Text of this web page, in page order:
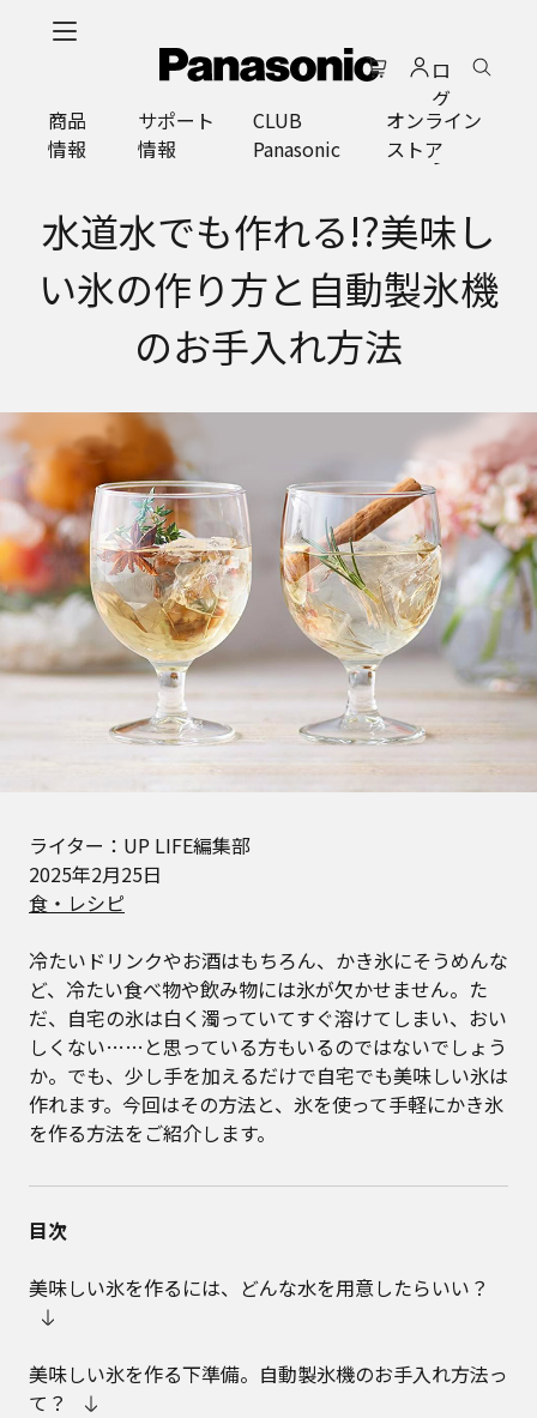
ロ
グ
イ
ン
商品
情報
サポート
情報
CLUB
Panasonic
オンライン
ストア
水道水でも作れる!?美味し
い氷の作り方と自動製氷機
のお手入れ方法
ライター：UP LIFE編集部
2025年2月25日
食・レシピ
冷たいドリンクやお酒はもちろん、かき氷にそうめんな
ど、冷たい食べ物や飲み物には氷が欠かせません。た
だ、自宅の氷は白く濁っていてすぐ溶けてしまい、おい
しくない……と思っている方もいるのではないでしょう
か。でも、少し手を加えるだけで自宅でも美味しい氷は
作れます。今回はその方法と、氷を使って手軽にかき氷
を作る方法をご紹介します。
目次
美味しい氷を作るには、どんな水を用意したらいい？
美味しい氷を作る下準備。自動製氷機のお手入れ方法っ
て？